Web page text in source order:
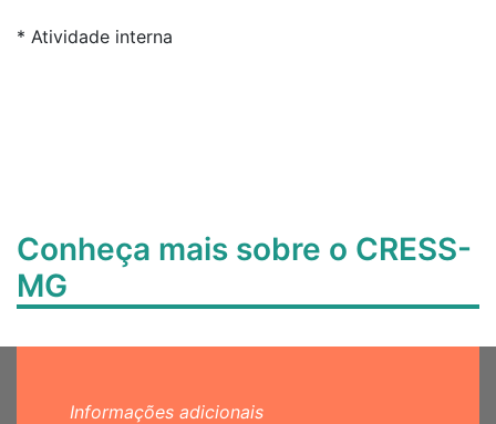
* Atividade interna
Conheça mais sobre o CRESS-
MG
Informações adicionais